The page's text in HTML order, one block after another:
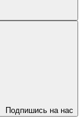
Подпишись на нас